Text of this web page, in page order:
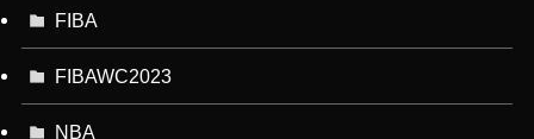
FIBA
FIBAWC2023
NBA